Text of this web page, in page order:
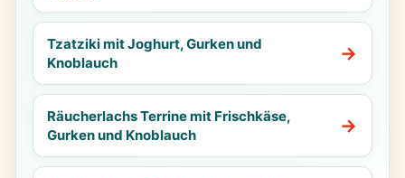
Tzatziki mit Joghurt, Gurken und
Knoblauch
Räucherlachs Terrine mit Frischkäse,
Gurken und Knoblauch